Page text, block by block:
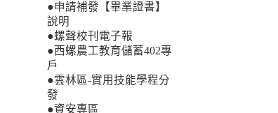
●申請補發【畢業證書】
說明
●螺聲校刊電子報
●西螺農工教育儲蓄402專
戶
●雲林區-實用技能學程分
發
●資安專區